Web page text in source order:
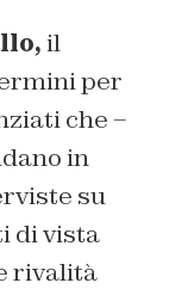
il
per
che –
in
su
di vista
rivalità